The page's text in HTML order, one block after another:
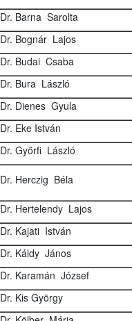
Dr. Barna Sarolta
Dr. Bognár Lajos
Dr. Budai Csaba
Dr. Bura László
Dr. Dienes Gyula
Dr. Eke István
Dr. Győrfi László
Dr. Herczig Béla
Dr. Hertelendy Lajos
Dr. Kajati István
Dr. Káldy János
Dr. Karamán József
Dr. Kis György